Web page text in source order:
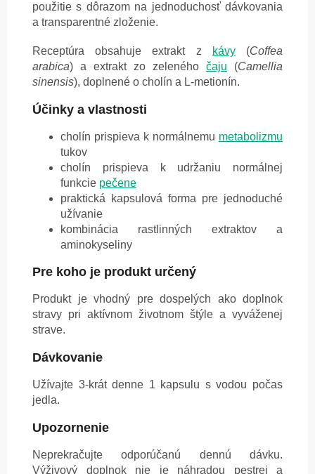
použitie s dôrazom na jednoduchosť dávkovania
a transparentné zloženie.
Receptúra obsahuje extrakt z kávy(Coffea
arabica) a extrakt zo zeleného čaju (Camellia
sinensis), doplnené o cholín a L-metionín.
Účinky a vlastnosti
cholín prispieva k normálnemu metabolizmu
tukov
cholín prispieva k udržaniu normálnej
funkcie pečene
praktická kapsulová forma pre jednoduché
užívanie
kombinácia rastlinných extraktov a
aminokyseliny
Pre koho je produkt určený
Produkt je vhodný pre dospelých ako doplnok
stravy pri aktívnom životnom štýle a vyváženej
strave.
Dávkovanie
Užívajte 3-krát denne 1 kapsulu s vodou počas
jedla.
Upozornenie
Neprekračujte odporúčanú dennú dávku.
Výživový doplnok nie je náhradou pestrej a